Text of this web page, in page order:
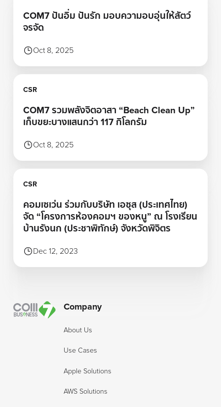
COM7 ปันอิ่ม ปันรัก มอบความอบอุ่นให้สัตว์
จรจัด
Oct 8, 2025
CSR
COM7 รวมพลังจิตอาสา “Beach Clean Up”
เก็บขยะบางแสนกว่า 117 กิโลกรัม
Oct 8, 2025
CSR
คอมเซเว่น ร่วมกับบริษัท เอซุส (ประเทศไทย)
จัด “โครงการห้องคอมฯ ของหนู” ณ โรงเรียน
บ้านรังนก (ประชาพิทักษ์) จังหวัดพิจิตร
Dec 12, 2023
Company
About Us
Use Cases
Apple Solutions
AWS Solutions